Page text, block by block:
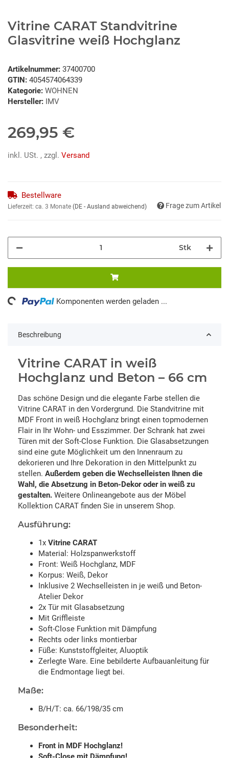
Vitrine CARAT Standvitrine
Glasvitrine weiß Hochglanz
Artikelnummer: 37400700
GTIN: 4054574064339
Kategorie: WOHNEN
Hersteller: IMV
269,95 €
inkl. USt. , zzgl. Versand
Bestellware
Lieferzeit: ca. 3 Monate (DE - Ausland abweichend) Frage zum Artikel
Stk
Komponenten werden geladen ...
Beschreibung
Vitrine CARAT in weiß
Hochglanz und Beton – 66 cm
Das schöne Design und die elegante Farbe stellen die
Vitrine CARAT in den Vordergrund. Die Standvitrine mit
MDF Front in weiß Hochglanz bringt einen topmodernen
Flair in Ihr Wohn- und Esszimmer. Der Schrank hat zwei
Türen mit der Soft-Close Funktion. Die Glasabsetzungen
sind eine gute Möglichkeit um den Innenraum zu
dekorieren und Ihre Dekoration in den Mittelpunkt zu
stellen. Außerdem geben die Wechselleisten Ihnen die
Wahl, die Absetzung in Beton-Dekor oder in weiß zu
gestalten. Weitere Onlineangebote aus der Möbel
Kollektion CARAT finden Sie in unserem Shop.
Ausführung:
1x Vitrine CARAT
Material: Holzspanwerkstoff
Front: Weiß Hochglanz, MDF
Korpus: Weiß, Dekor
Inklusive 2 Wechselleisten in je weiß und Beton-
Atelier Dekor
2x Tür mit Glasabsetzung
Mit Griffleiste
Soft-Close Funktion mit Dämpfung
Rechts oder links montierbar
Füße: Kunststoffgleiter, Aluoptik
Zerlegte Ware. Eine bebilderte Aufbauanleitung für
die Endmontage liegt bei.
Maße:
B/H/T: ca. 66/198/35 cm
Besonderheit:
Front in MDF Hochglanz!